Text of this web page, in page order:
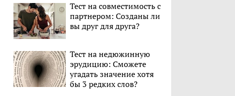
Тест на совместимость с
партнером: Созданы ли
вы друг для друга?
Тест на недюжинную
эрудицию: Сможете
угадать значение хотя
бы 3 редких слов?